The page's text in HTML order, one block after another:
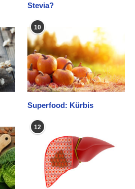
Stevia?
10
Superfood: Kürbis
12